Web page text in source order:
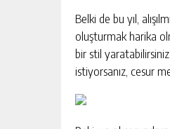
Belki de bu yıl,
oluşturmak harika
bir stil
istiyorsanız, cesur